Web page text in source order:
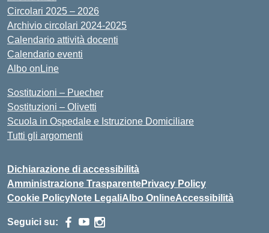
Circolari 2025 – 2026
Archivio circolari 2024-2025
Calendario attività docenti
Calendario eventi
Albo onLine
Sostituzioni – Puecher
Sostituzioni – Olivetti
Scuola in Ospedale e Istruzione Domiciliare
Tutti gli argomenti
Dichiarazione di accessibilità
Amministrazione TrasparentePrivacy Policy
Cookie PolicyNote LegaliAlbo OnlineAccessibilità
Seguici su: